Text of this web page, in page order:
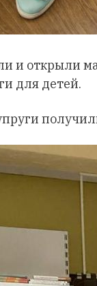
и открыли
для детей.